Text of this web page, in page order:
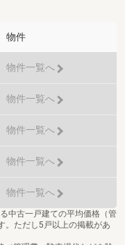
物件
物件一覧へ
物件一覧へ
物件一覧へ
物件一覧へ
物件一覧へ
中古一戸建ての平均価格（管
。ただし5戸以上の掲載があ